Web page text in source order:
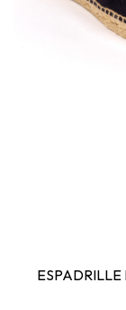
ESPADRILLE